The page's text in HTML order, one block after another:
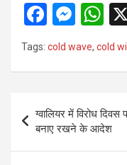
F
a
ce
o
o
k
M
se
g
er
W
h
at
A
p
p
Tags: cold wave, cold
Post
navigation
ग्वालियर में विरोध
बनाए रखने के आदेश